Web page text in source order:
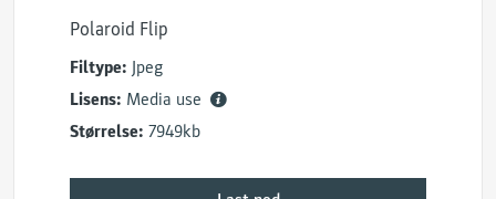
Polaroid Flip
Filtype: Jpeg
Lisens: Media use
Størrelse: 7949kb